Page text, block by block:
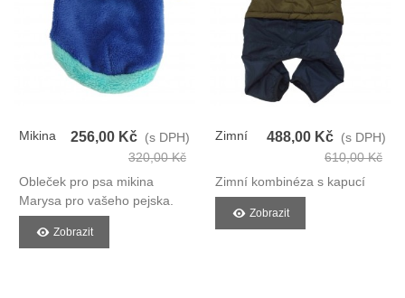
Mikina
256,00 Kč (s DPH)
320,00 Kč
Obleček pro psa mikina
Marysa pro vašeho pejska.
Zobrazit
Zimní
488,00 Kč (s DPH)
610,00 Kč
Zimní kombinéza s kapucí
Zobrazit